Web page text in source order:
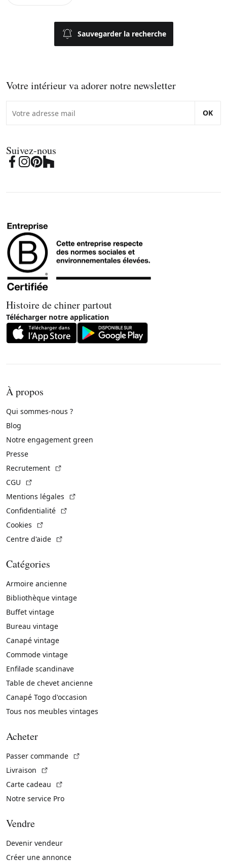
Sauvegarder la recherche
Votre intérieur va adorer notre newsletter
OK
Suivez-nous
Histoire de chiner partout
Télécharger notre application
À propos
Qui sommes-nous ?
Blog
Notre engagement green
Presse
Recrutement
CGU
Mentions légales
Confidentialité
Cookies
Centre d'aide
Catégories
Armoire ancienne
Bibliothèque vintage
Buffet vintage
Bureau vintage
Canapé vintage
Commode vintage
Enfilade scandinave
Table de chevet ancienne
Canapé Togo d'occasion
Tous nos meubles vintages
Acheter
Passer commande
Livraison
Carte cadeau
Notre service Pro
Vendre
Devenir vendeur
Créer une annonce